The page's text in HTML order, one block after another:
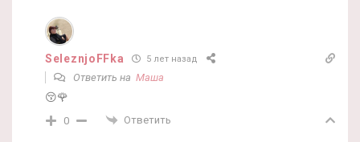
SeleznjoFFka 5 лет назад
Ответить на Маша
😚🌹
0 Ответить